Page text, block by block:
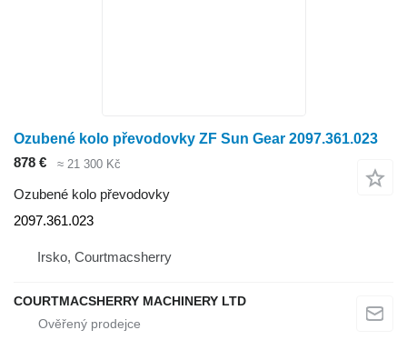
Ozubené kolo převodovky ZF Sun Gear 2097.361.023
878 €
≈ 21 300 Kč
Ozubené kolo převodovky
2097.361.023
Irsko, Courtmacsherry
COURTMACSHERRY MACHINERY LTD